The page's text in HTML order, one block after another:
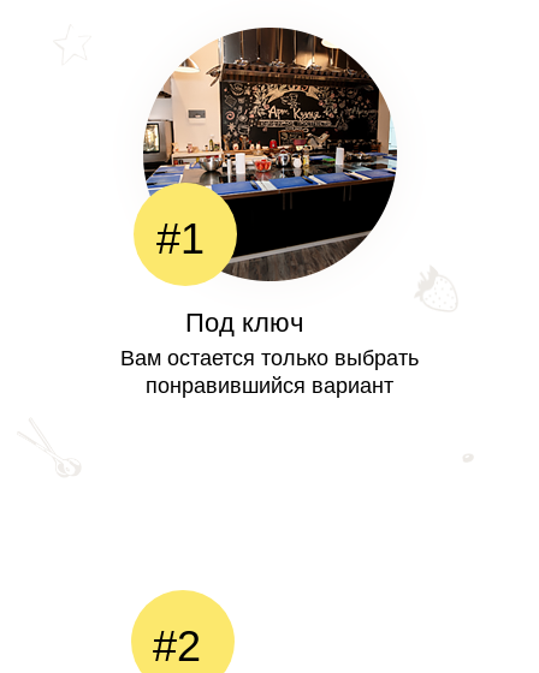
Под ключ
Вам остается только выбрать
понравившийся вариант
#1
#2